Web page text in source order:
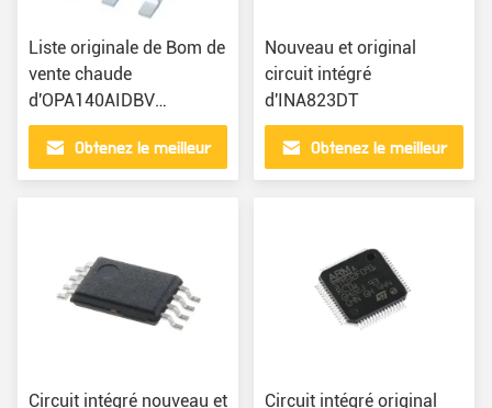
Liste originale de Bom de
vente chaude
d'OPA140AIDBV
fabriquant des
composants d'IC Chips
Integrate Circuits
Obtenez le meilleur
Nouveau et original
circuit intégré
d'INA823DT
Obtenez le meilleur
Circuit intégré nouveau et
Circuit intégré original